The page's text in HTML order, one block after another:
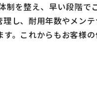
を整え、早い段階
し、耐用年数やメン
。これからもお客様